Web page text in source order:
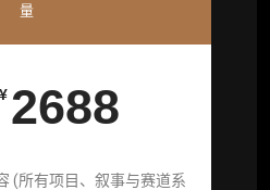
量
¥ 2688
(所有项目、叙事与赛道系